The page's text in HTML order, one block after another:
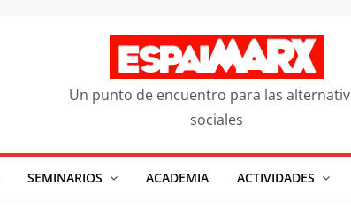
Un punto de encuentro para las
sociales
SEMINARIOS ACADEMIA ACTIVIDADES